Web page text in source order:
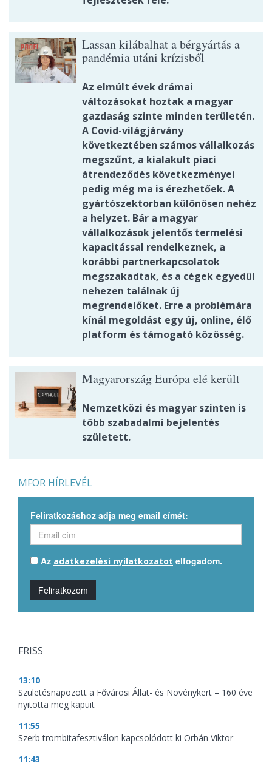
Lassan kilábalhat a bérgyártás a
pandémia utáni krízisből
Az elmúlt évek drámai
változásokat hoztak a magyar
gazdaság szinte minden területén.
A Covid-világjárvány
következtében számos vállalkozás
megszűnt, a kialakult piaci
átrendeződés következményei
pedig még ma is érezhetőek. A
gyártószektorban különösen nehéz
a helyzet. Bár a magyar
vállalkozások jelentős termelési
kapacitással rendelkeznek, a
korábbi partnerkapcsolatok
megszakadtak, és a cégek egyedül
nehezen találnak új
megrendelőket. Erre a problémára
kínál megoldást egy új, online, élő
platform és támogató közösség.
Magyarország Európa elé került
Nemzetközi és magyar szinten is
több szabadalmi bejelentés
született.
MFOR HÍRLEVÉL
Feliratkozáshoz adja meg email címét:
Az adatkezelési nyilatkozatot elfogadom.
Feliratkozom
FRISS
13:10
Születésnapozott a Fővárosi Állat- és Növénykert – 160 éve
nyitotta meg kapuit
11:55
Szerb trombitafesztiválon kapcsolódott ki Orbán Viktor
11:43